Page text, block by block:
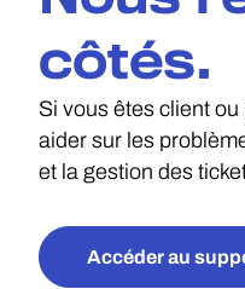
côtés.
Si vous êtes client
aider sur les
et la gestion des
Accéder au